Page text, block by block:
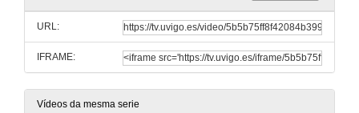
URL:
IFRAME:
Vídeos da mesma serie
Ouvir
13 de abr. de 2018